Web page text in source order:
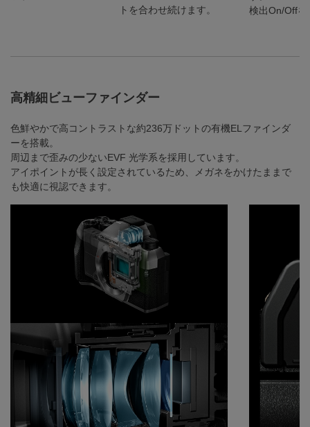
トを合わせ続けます。
検出On/Off
高精細ビューファインダー
色鮮やかで高コントラストな約236万ドットの有機ELファインダ
ーを搭載。
周辺まで歪みの少ないEVF 光学系を採用しています。
アイポイントが長く設定されているため、メガネをかけたままで
も快適に視認できます。